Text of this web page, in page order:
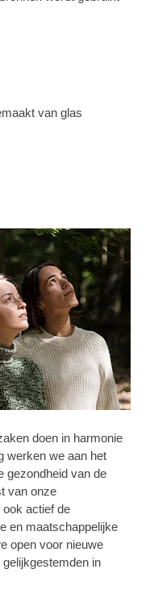
van glas
doen in harmonie
werken we aan het
gezondheid van de
van onze
actief de
en maatschappelijke
open voor nieuwe
in